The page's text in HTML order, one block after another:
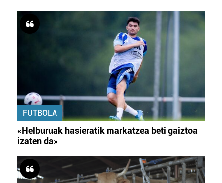
FUTBOLA
«Helburuak hasieratik markatzea beti gaiztoa
izaten da»